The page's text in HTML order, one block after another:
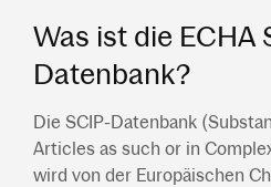
Was ist die ECHA
Datenbank?
Die SCIP-Datenbank
Articles as such or in
wird von der Europäischen